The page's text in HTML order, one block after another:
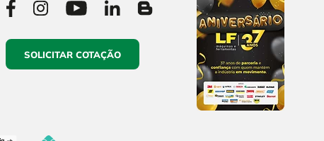
SOLICITAR COTAÇÃO